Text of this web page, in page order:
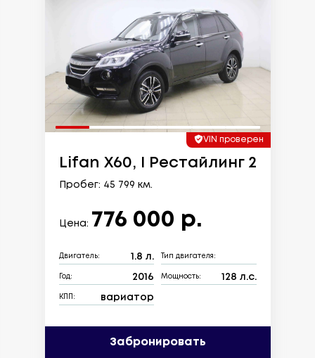
VIN проверен
Lifan X60, I Рестайлинг 2
Пробег: 45 799 км.
Цена: 776 000 р.
Двигатель: 1.8 л. Тип двигателя:
Год: 2016 Мощность: 128 л.с.
КПП: вариатор
Забронировать